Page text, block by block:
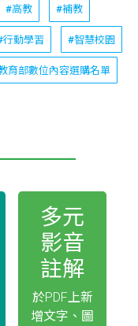
#高教 #補教
行動學習 #智慧校園
育部數位內容選購名單
多元
影音
註解
於PDF上新
增文字、圖